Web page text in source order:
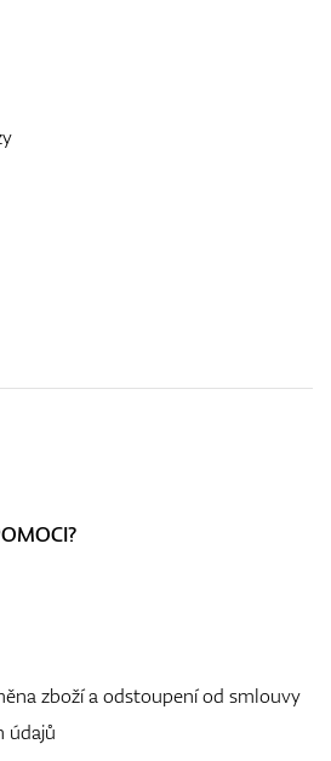
zboží a odstoupení od smlouvy
údajů